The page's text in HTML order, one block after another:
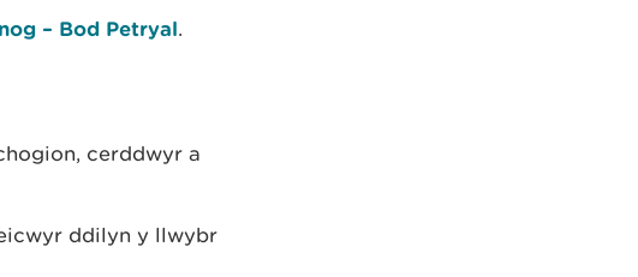
– Bod Petryal.
cerddwyr a
ddilyn y llwybr